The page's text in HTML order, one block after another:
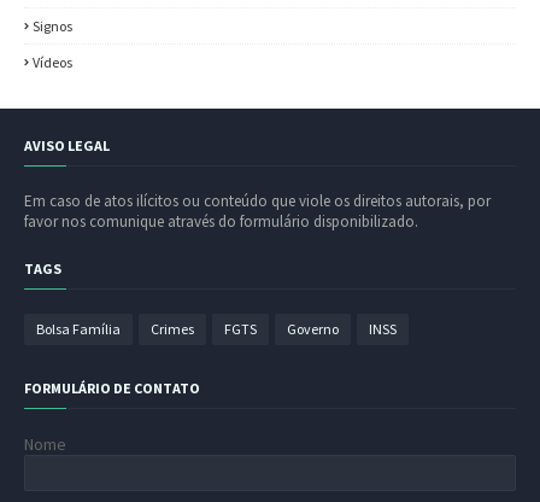
Signos
Vídeos
AVISO LEGAL
Em caso de atos ilícitos ou conteúdo que viole os direitos autorais, por
favor nos comunique através do formulário disponibilizado.
TAGS
Bolsa Família Crimes FGTS Governo INSS
FORMULÁRIO DE CONTATO
Nome